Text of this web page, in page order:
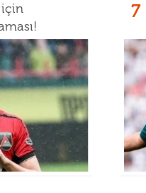
için
7